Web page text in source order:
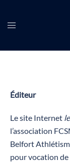
Éditeur
Le site Internet
l’association
Belfort
pour vocation